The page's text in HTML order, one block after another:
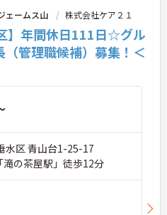
ェームス山 株式会社ケア２１
】年間休日111日☆グル
管理職候補）募集！＜
水区 青山台1-25-17
滝の茶屋駅」徒歩12分